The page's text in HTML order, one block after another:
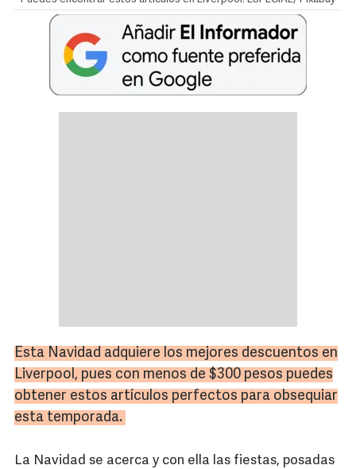
Esta Navidad adquiere los mejores descuentos en
Liverpool, pues con menos de $300 pesos puedes
obtener estos artículos perfectos para obsequiar
esta temporada.
La Navidad se acerca y con ella las fiestas, posadas